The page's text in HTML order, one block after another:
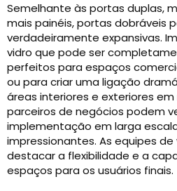
Semelhante às portas duplas,
mais painéis, portas dobráveis
verdadeiramente expansivas.
vidro que pode ser
perfeitos para espaços
ou para criar uma ligação
áreas interiores e exteriores em
parceiros de negócios podem
implementação em larga
impressionantes. As equipes
destacar a flexibilidade e a
espaços para os usuários finais.